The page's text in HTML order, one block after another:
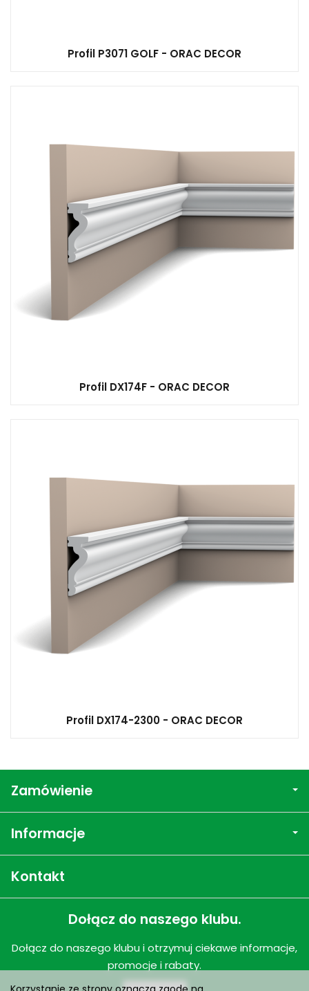
Profil P3071 GOLF - ORAC DECOR
Profil DX174F - ORAC DECOR
Profil DX174-2300 - ORAC DECOR
Zamówienie
Informacje
Kontakt
Dołącz do naszego klubu.
Dołącz do naszego klubu i otrzymuj ciekawe informacje,
promocje i rabaty.